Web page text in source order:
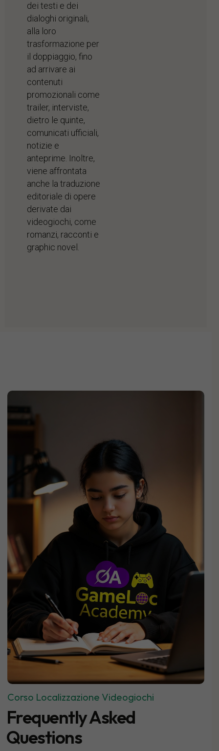
dei testi e dei
dialoghi originali,
alla loro
trasformazione per
il doppiaggio, fino
ad arrivare ai
contenuti
promozionali come
trailer, interviste,
dietro le quinte,
comunicati ufficiali,
notizie e
anteprime. Inoltre,
viene affrontata
anche la traduzione
editoriale di opere
derivate dai
videogiochi, come
romanzi, racconti e
graphic novel.
Corso Localizzazione Videogiochi
Frequently Asked
Questions